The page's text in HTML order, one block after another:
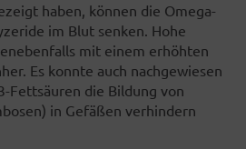
haben, können die Omega-
im Blut senken. Hohe
mit einem erhöhten
Es konnte auch nachgewiesen
Fettsäuren die Bildung von
in Gefäßen verhindern